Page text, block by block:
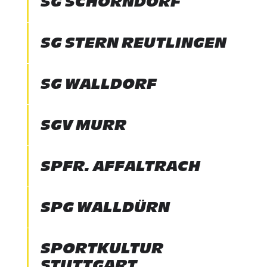
SG STERN REUTLINGEN
SG WALLDORF
SGV MURR
SPFR. AFFALTRACH
SPG WALLDÜRN
SPORTKULTUR